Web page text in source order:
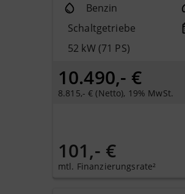
Benzin
Schaltgetriebe
52 kW (71 PS)
10.490,- €
8.815,- € (Netto), 19% MwSt.
101,- €
mtl. Finanzierungsrate²